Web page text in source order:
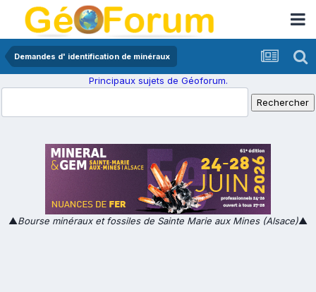
Demandes d' identification de minéraux
Principaux sujets de Géoforum.
▲Bourse minéraux et fossiles de Sainte Marie aux Mines (Alsace)▲